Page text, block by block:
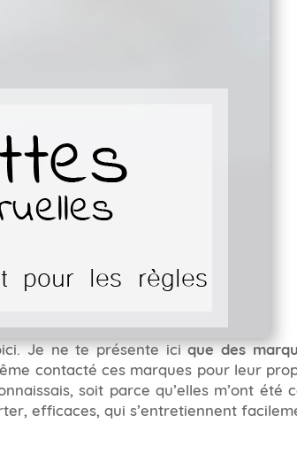
Je ne te présente icique des
contacté ces marques pour leur
soit parce qu’elles m’ont été
efficaces, qui s’entretiennent